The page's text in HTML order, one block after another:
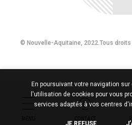
© Nouvelle-Aquitaine, 2022.Tous droits
En poursuivant votre navigation
l'utilisation de cookies pour vous
services adaptés à vos centres
JE REFUSE